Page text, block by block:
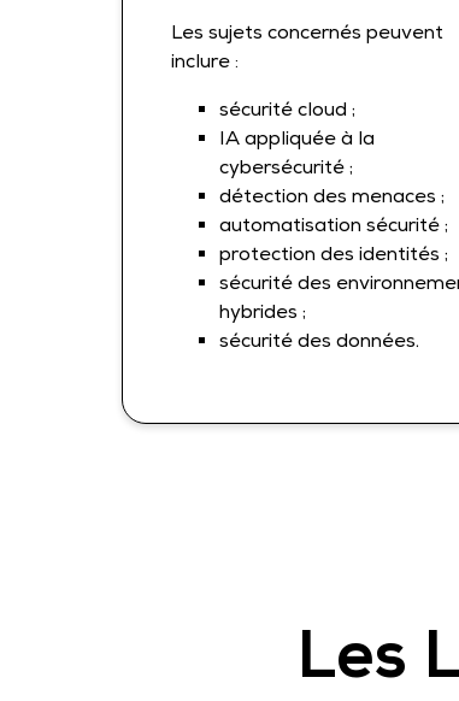
Les sujets concernés peuvent
inclure :
sécurité cloud ;
IA appliquée à la
cybersécurité ;
détection des menaces ;
automatisation sécurité ;
protection des identités ;
sécurité des
hybrides ;
sécurité des données.
Les